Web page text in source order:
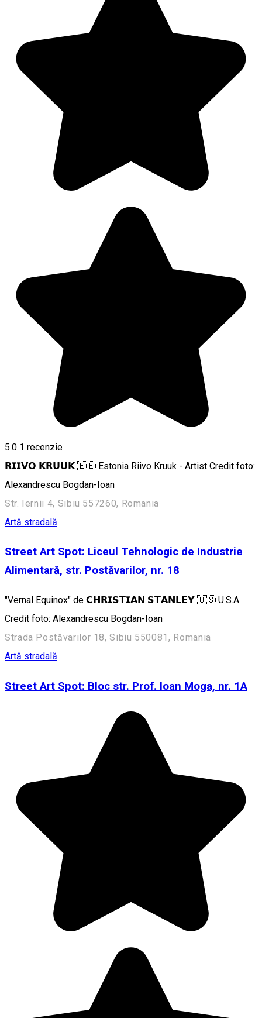
5.0 1 recenzie
𝗥𝗜𝗜𝗩𝗢 𝗞𝗥𝗨𝗨𝗞 🇪🇪 Estonia Riivo Kruuk - Artist Credit foto:
Alexandrescu Bogdan-Ioan
Str. Iernii 4, Sibiu 557260, Romania
Artă stradală
Street Art Spot: Liceul Tehnologic de Industrie
Alimentară, str. Postăvarilor, nr. 18
"Vernal Equinox" de 𝗖𝗛𝗥𝗜𝗦𝗧𝗜𝗔𝗡 𝗦𝗧𝗔𝗡𝗟𝗘𝗬 🇺🇸 U.S.A.
Credit foto: Alexandrescu Bogdan-Ioan
Strada Postăvarilor 18, Sibiu 550081, Romania
Artă stradală
Street Art Spot: Bloc str. Prof. Ioan Moga, nr. 1A